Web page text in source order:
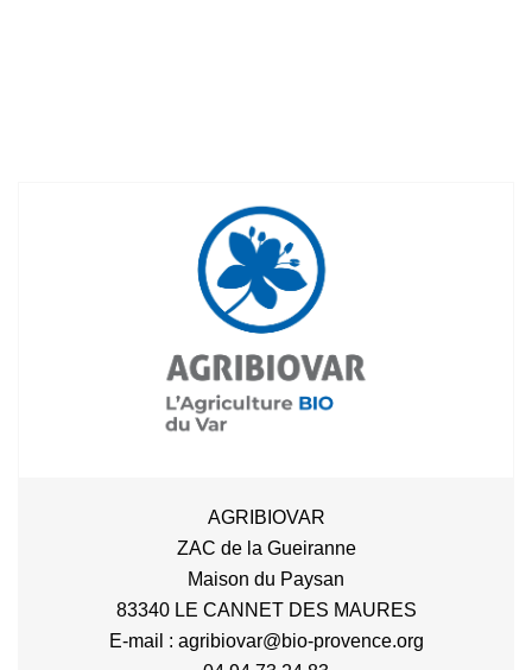
AGRIBIOVAR
ZAC de la Gueiranne
Maison du Paysan
83340 LE CANNET DES MAURES
E-mail : agribiovar@bio-provence.org